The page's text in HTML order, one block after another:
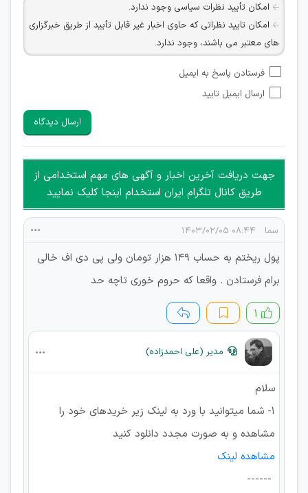
امکان تأیید نظرات سیاسی وجود ندارد.
امکان تایید نظراتی که حاوی اخبار غیر قابل تأیید از طریق خبرگزاری
های معتبر می باشند، وجود ندارد.
شبکه های مجازی ارتباطی می باشند وجود ندارد.
امکان تأیید نظرات کاربرانی که به هر طریقی قصد مأیوس کردن
هرگونه تحریک، تحقیر و کنایه به سایر افراد (مسئول و غیر مسئول)
غیر مجاز می باشد.
امکان هماهنگی برای هرگونه ملاقات حضوری چه به صورت دسته
جمعی و چه فردی توسط کاربران سایت وجود ندارد.
فرستادن پاسخ به ایمیل
ارسال ایمیل تایید
ارسال دیدگاه
جهت دریافت آخرین اخبار و آگهی های مهم استخدامی از
طریق کانال تلگرام ایران استخدام اینجا کلیک نمایید
سما ۰۸:۴۴ ۱۴۰۳/۰۲/۰۵
پول ریختم به حساب ۱۴۹ هزار تومان ولی پی دی اف خالی
برام فرستادن . واقعا که حروم خوری تاچه حد
۱
مدیر (علی احمدزاده)
سلام
1- شما میتوانید با ورد به لینک زیر خریدهای خود را
مشاهده و به صورت مجدد دانلود کنید
مشاهده لینک
------